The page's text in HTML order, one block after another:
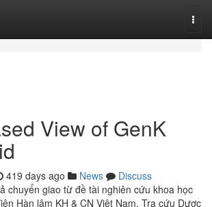
View of GenK
419 days ago News
Discuss
chuyển giao từ đề tài nghiên cứu khoa học
Hàn lâm KH & CN Việt Nam. Tra cứu Dược